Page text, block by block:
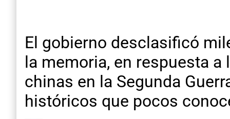
El gobierno desclasificó
la memoria, en respuesta
chinas en la Segunda
históricos que pocos